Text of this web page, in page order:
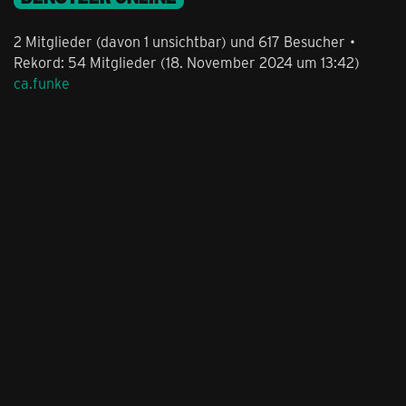
2 Mitglieder (davon 1 unsichtbar) und 617 Besucher
Rekord: 54 Mitglieder (18. November 2024 um 13:42)
ca.funke